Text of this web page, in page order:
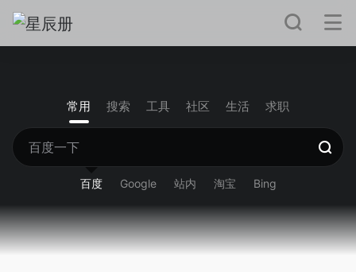
常用 搜索 工具 社区 生活 求职
百度 Google 站内 淘宝 Bing